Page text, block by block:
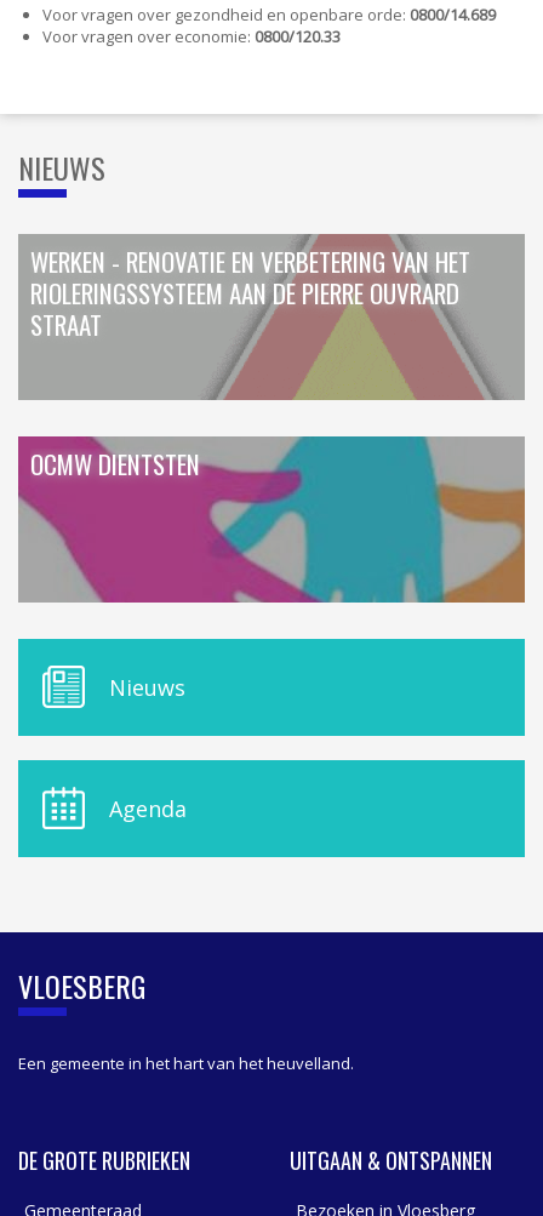
Voor vragen over gezondheid en openbare orde: 0800/14.689
Voor vragen over economie: 0800/120.33
NIEUWS
WERKEN - RENOVATIE EN VERBETERING VAN HET
RIOLERINGSSYSTEEM AAN DE PIERRE OUVRARD
STRAAT
OCMW DIENTSTEN
E
A
R
Nieuws
Agenda
VLOESBERG
Een gemeente in het hart van het heuvelland.
DE GROTE RUBRIEKEN
Gemeenteraad
UITGAAN & ONTSPANNEN
Bezoeken in Vloesberg